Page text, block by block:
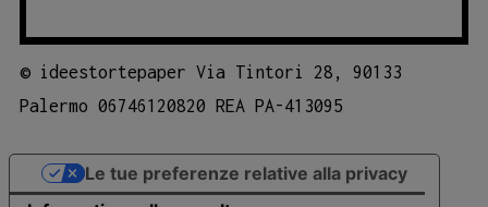
© ideestortepaper Via Tintori 28, 90133
Palermo 06746120820 REA PA-413095
Le tue preferenze relative alla privacy